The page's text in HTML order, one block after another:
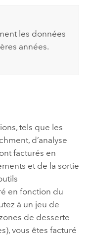
les données
années.
tels que les
, d’analyse
facturés en
et de la sortie
en fonction du
à un jeu de
de desserte
vous êtes facturé